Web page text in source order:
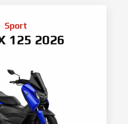
Sport
125 2026